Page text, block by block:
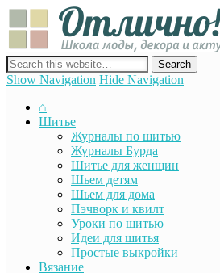
сайт о декоре, дизайне и моде,
рукоделия
Show Navigation Hide Navigation
⌂
Шитье
Журналы по шитью
Журналы Бурда
Шитье для женщин
Шьем детям
Шьем для дома
Пэчворк и квилт
Уроки по шитью
Идеи для шитья
Простые выкройки
Вязание